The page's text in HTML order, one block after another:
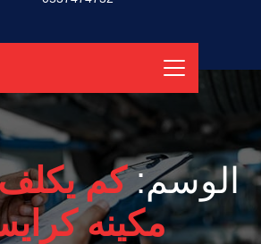
الوسم:كم
مكينه